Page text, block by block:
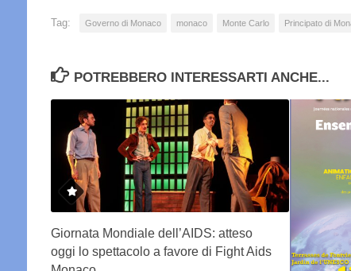
Tag: Governo di Monaco monaco Monte Carlo Principato di
POTREBBERO INTERESSARTI ANCHE...
Giornata Mondiale dell’AIDS: atteso
oggi lo spettacolo a favore di Fight Aids